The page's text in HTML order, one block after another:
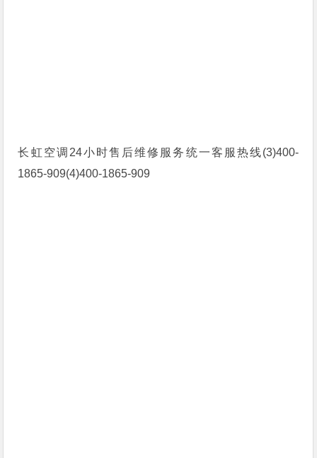
长虹空调24小时售后维修服务统一客服热线(3)400-
1865-909(4)400-1865-909